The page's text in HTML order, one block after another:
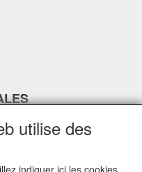
utilise des
indiquer ici les cookies